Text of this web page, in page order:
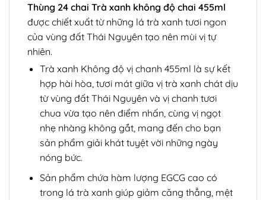
Thùng 24 chai Trà xanh không độ chai 455ml
được chiết xuất từ những lá trà xanh tươi ngon
của vùng đất Thái Nguyên tạo nên mùi vị tự
nhiên.
Trà xanh Không độ vị chanh 455ml là sự kết
hợp hài hòa, tươi mát giữa vị trà xanh chát dịu
từ vùng đất Thái Nguyên và vị chanh tươi
chua vừa tạo nên điểm nhấn, cùng vị ngọt
nhẹ nhàng không gắt, mang đến cho bạn
sản phẩm giải khát tuyệt vời những ngày
nóng bức.
Sản phẩm chứa hàm lượng EGCG cao có
trong lá trà xanh giúp giảm căng thẳng, mệt